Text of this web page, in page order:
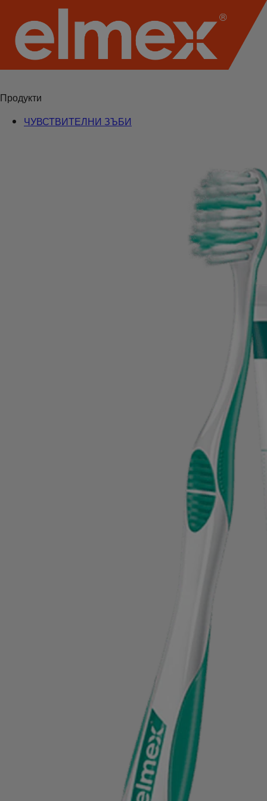
Продукти
ЧУВСТВИТЕЛНИ ЗЪБИ